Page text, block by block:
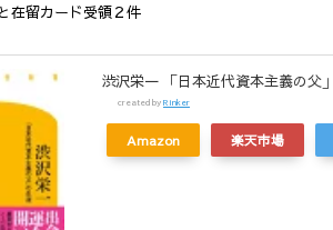
在留カード受領２件
渋沢栄一 「日本近代資本主義の父
created byRinker
Amazon 楽天市場